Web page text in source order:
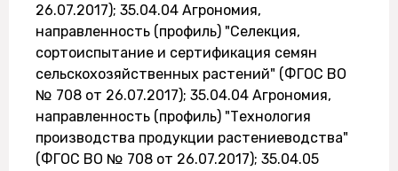
26.07.2017); 35.04.04 Агрономия,
направленность (профиль) "Селекция,
сортоиспытание и сертификация семян
сельскохозяйственных растений" (ФГОС ВО
№ 708 от 26.07.2017); 35.04.04 Агрономия,
направленность (профиль) "Технология
производства продукции растениеводства"
(ФГОС ВО № 708 от 26.07.2017); 35.04.05